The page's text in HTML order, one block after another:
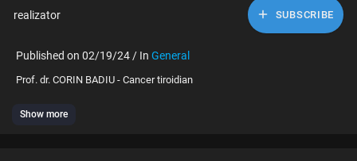
realizator SUBSCRIBE
Published on 02/19/24 / In General
⁣Prof. dr. CORIN BADIU - Cancer tiroidian
Show more